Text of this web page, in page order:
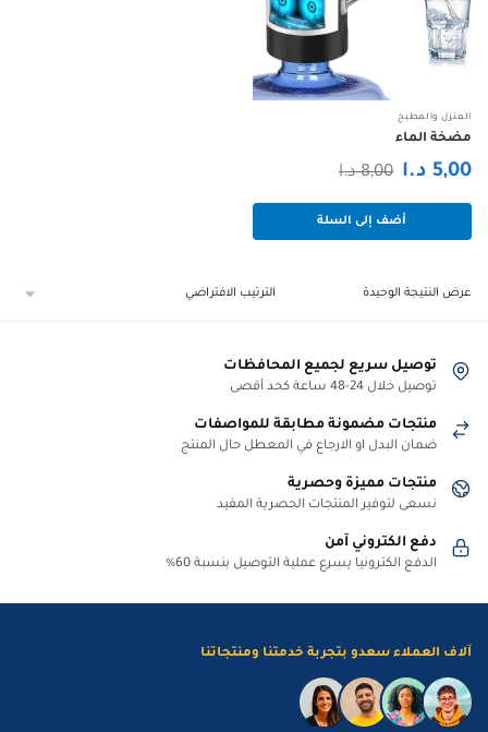
المنزل والمطبخ
مضخة الماء
8,00 د.االسعر
الأصلي
هو:
5,00 د.ا
السعر
الحالي
هو:
أضف إلى السلة
عرض النتيجة الوحيدة
توصيل سريع لجميع المحافظات
توصيل خلال 24-48 ساعة كحد أقصى
منتجات مضمونة مطابقة للمواصفات
ضمان البدل او الارجاع في المعطل حال المنتج
منتجات مميزة وحصرية
نسعى لتوفير المنتجات الحصرية المفيد
دفع الكتروني آمن
الدفع الكترونيا يسرع عملية التوصيل بنسبة 60%
آلاف العملاء سعدو بتجربة خدمتنا ومنتجاتنا